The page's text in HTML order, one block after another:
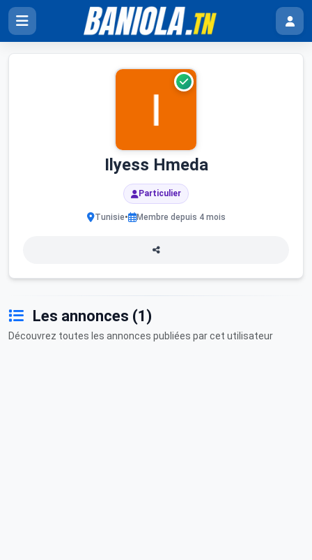
Ilyess Hmeda
Particulier
Tunisie• Membre depuis 4 mois
Les annonces (1)
Découvrez toutes les annonces publiées par cet utilisateur